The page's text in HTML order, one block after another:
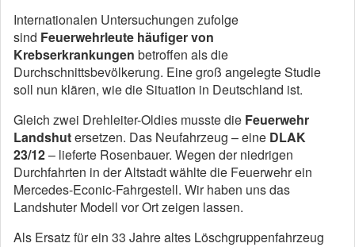
Internationalen Untersuchungen zufolge
sind Feuerwehrleute häufiger von
Krebserkrankungen betroffen als die
Durchschnittsbevölkerung. Eine groß angelegte Studie
soll nun klären, wie die Situation in Deutschland ist.
Gleich zwei Drehleiter-Oldies musste die Feuerwehr
Landshutersetzen. Das Neufahrzeug – eine DLAK
23/12– lieferte Rosenbauer. Wegen der niedrigen
Durchfahrten in der Altstadt wählte die Feuerwehr ein
Mercedes-Econic-Fahrgestell. Wir haben uns das
Landshuter Modell vor Ort zeigen lassen.
Als Ersatz für ein 33 Jahre altes Löschgruppenfahrzeug